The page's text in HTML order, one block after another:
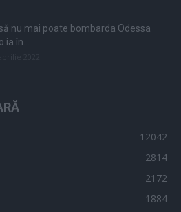
nu mai poate bombarda Odessa
în...
12042
2814
2172
1884